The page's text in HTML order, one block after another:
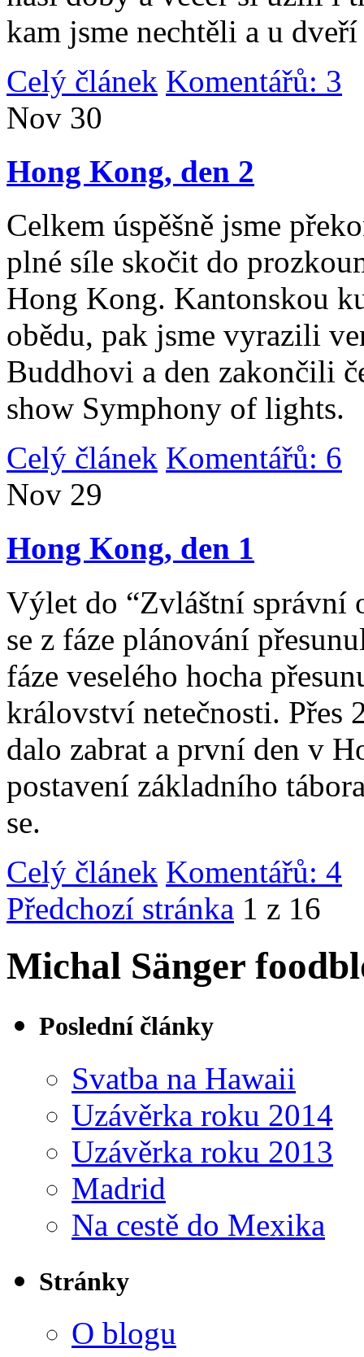
kam jsme nechtěli a u
Celý článek Komentářů: 3
Nov 30
Hong Kong, den 2
Celkem úspěšně jsme
plné síle skočit do
Hong Kong. Kantonskou
obědu, pak jsme vyrazili
Buddhovi a den zakončili
show Symphony of lights.
Celý článek Komentářů: 6
Nov 29
Hong Kong, den 1
Výlet do “Zvláštní správní
se z fáze plánování
fáze veselého hocha
království netečnosti. Přes
dalo zabrat a první den v
postavení základního
se.
Celý článek Komentářů: 4
Předchozí stránka 1 z 16
Michal Sänger
Poslední články
Svatba na Hawaii
Uzávěrka roku 2014
Uzávěrka roku 2013
Madrid
Na cestě do Mexika
Stránky
O blogu